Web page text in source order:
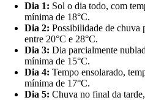
Dia 1: Sol o dia todo, com
mínima de 18°C.
Dia 2: Possibilidade de chuva
entre 20°C e 28°C.
Dia 3: Dia parcialmente
mínima de 15°C.
Dia 4: Tempo ensolarado,
mínima de 17°C.
Dia 5: Chuva no final da